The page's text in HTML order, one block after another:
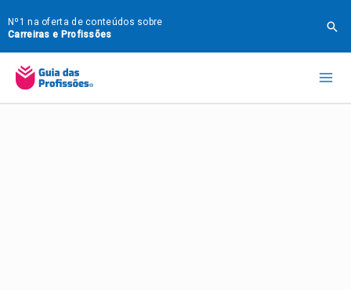
para
o
conteúdo
Nº1 na oferta de conteúdos sobre
Carreiras e Profissões